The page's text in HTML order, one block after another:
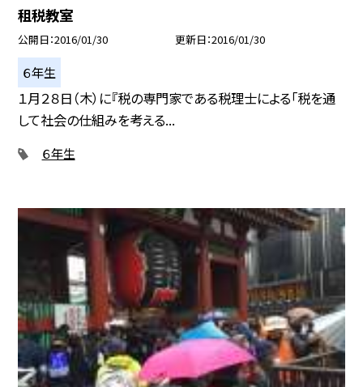
租税教室
公開日 2016/01/30 更新日 2016/01/30
６年生
１月２８日（木）に『税の専門家である税理士による「税を通
して社会の仕組みを考える...
６年生